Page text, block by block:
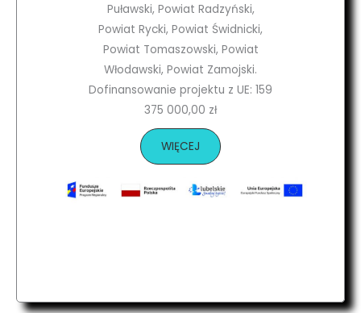
Puławski, Powiat Radzyński,
Powiat Rycki, Powiat Świdnicki,
Powiat Tomaszowski, Powiat
Włodawski, Powiat Zamojski.
Dofinansowanie projektu z UE: 159
375 000,00 zł
WIĘCEJ